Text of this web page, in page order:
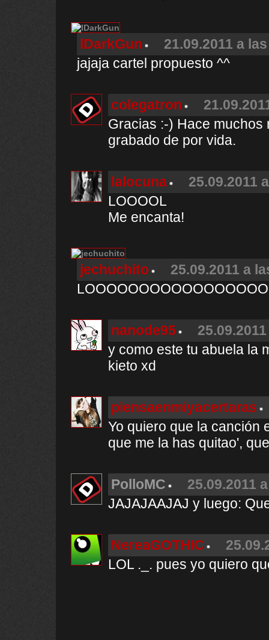
lDarkGun
21.09.2011 a
jajaja cartel propuesto ^^
colegatron
Gracias :-) Hace
grabado de por vida.
lalocuna
25.09.2011
LOOOOL
Me encanta!
jechuchito
25.09.2011 a
nanode95
y como este tu abuela la
kieto xd
piensaenmiyacertaras
Yo quiero que la canción
que me la has quitao',
PolloMC
25.09.2011
JAJAJAAJAJ y luego:
NereaGOTHIC
LOL ._. pues yo quiero